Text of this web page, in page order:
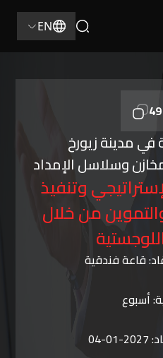
EN
في مدينة زيورخ
وسلاسل الإمداد
وتنفيذ
من خلال
قاعة فندقية
أسبوع
2027-01-04